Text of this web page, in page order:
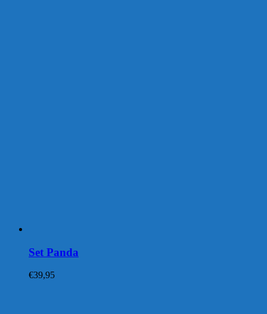
Set Panda
€39,95